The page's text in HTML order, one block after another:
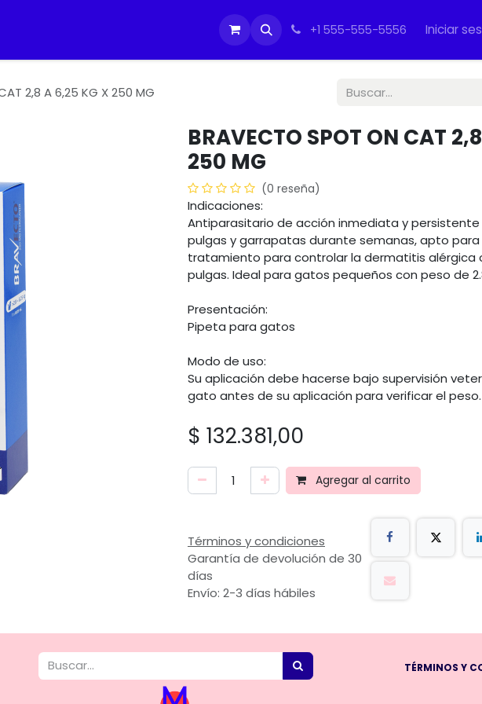
Ayuda Ayuda IMOVET
+1 555-555-5556 Iniciar
2,8 A 6,25 KG X 250 MG
BRAVECTO SPOT ON CAT
250 MG
(0 reseña)
Indicaciones:
Antiparasitario de acción inmediata y
pulgas y garrapatas durante semanas, apto
tratamiento para controlar la dermatitis alérgica
pulgas. Ideal para gatos pequeños con peso de
Presentación:
Pipeta para gatos
Modo de uso:
Su aplicación debe hacerse bajo supervisión
gato antes de su aplicación para verificar el peso.
$ 132.381,00
Agregar al carrito
Términos y condiciones
Garantía de devolución de 30
días
Envío: 2-3 días hábiles
TÉRMINOS Y